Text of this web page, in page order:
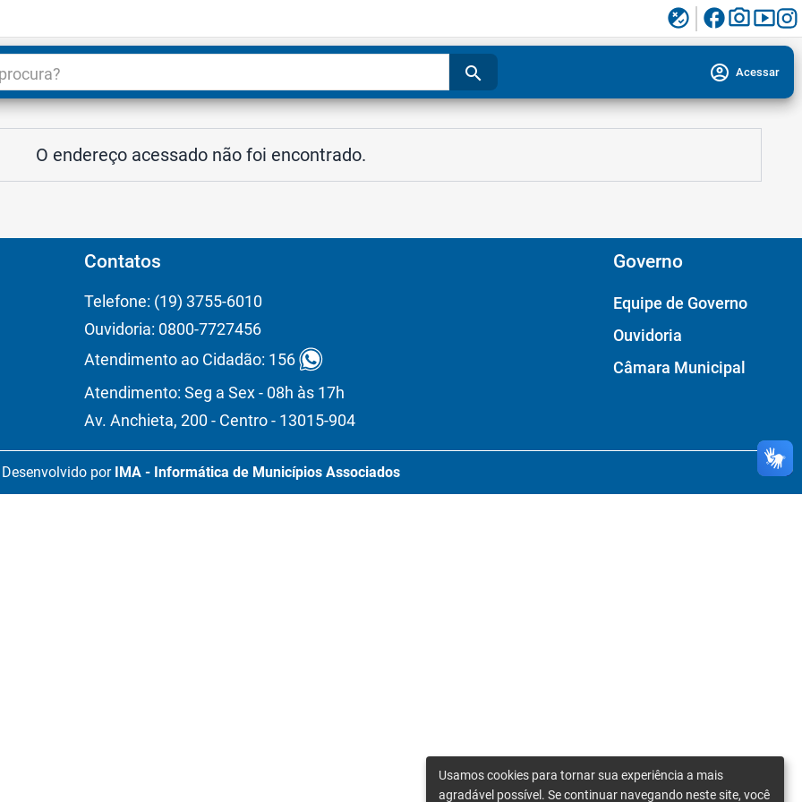
flaky facebookphoto_camerasmart_display
search account_circle Acessar
O endereço acessado não foi encontrado.
Contatos
Telefone: (19) 3755-6010
Ouvidoria: 0800-7727456
Atendimento ao Cidadão: 156
Atendimento: Seg a Sex - 08h às 17h
Av. Anchieta, 200 - Centro - 13015-904
Governo
Equipe de Governo
Ouvidoria
Câmara Municipal
Desenvolvido por IMA - Informática de Municípios Associados
Usamos cookies para tornar sua experiência a mais
agradável possível. Se continuar navegando neste site, você